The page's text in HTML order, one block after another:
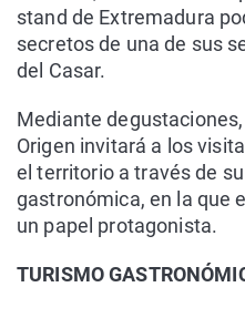
stand de Extremadura
secretos de una de sus
del Casar.
Mediante
Origen invitará a los
el territorio a través de
gastronómica, en la que
un papel protagonista.
TURISMO